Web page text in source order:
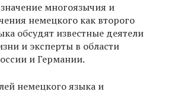
многоязычия и
немецкого как второго
обсудят известные деятели
и эксперты в области
и Германии.
немецкого языка и